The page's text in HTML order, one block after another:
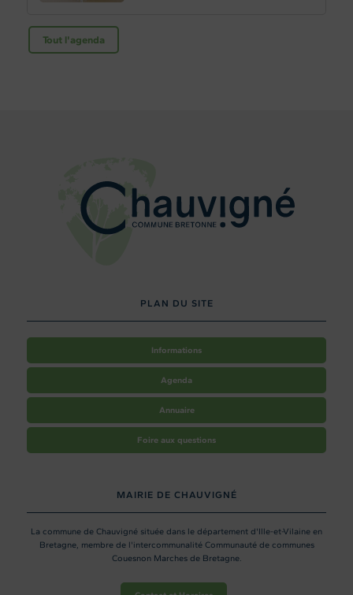
Tout l'agenda
PLAN DU SITE
Informations
Agenda
Annuaire
Foire aux questions
MAIRIE DE CHAUVIGNÉ
La commune de Chauvigné située dans le département d'Ille-et-Vilaine en
Bretagne, membre de l'intercommunalité Communauté de communes
Couesnon Marches de Bretagne.